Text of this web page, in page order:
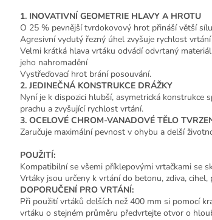
1. INOVATIVNÍ GEOMETRIE HLAVY A HROTU
O 25 % pevnější tvrdokovový hrot přináší větší
Agresivní vydutý řezný úhel zvyšuje rychlost
Velmi krátká hlava vrtáku odvádí odvrtaný
jeho nahromadění
Vystřeďovací hrot brání posouvání.
2. JEDINEČNÁ KONSTRUKCE DRÁŽKY
Nyní je k dispozici hlubší, asymetrická konstrukce
prachu a zvyšující rychlost vrtání.
3. OCELOVÉ CHROM-VANADOVÉ TĚLO
Zaručuje maximální pevnost v ohybu a delší
POUŽITÍ:
Kompatibilní se všemi příklepovými vrtačkami se
Vrtáky jsou určeny k vrtání do betonu, zdiva, cihel,
DOPORUČENÍ PRO VRTÁNÍ:
Při použití vrtáků delších než 400 mm si pomocí
vrtáku o stejném průměru předvrtejte otvor o